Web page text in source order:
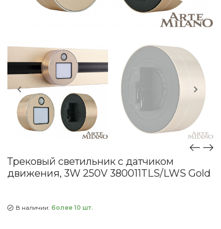
Трековый светильник с датчиком
движения, 3W 250V 380011TLS/LWS Gold
В наличии: более 10 шт.